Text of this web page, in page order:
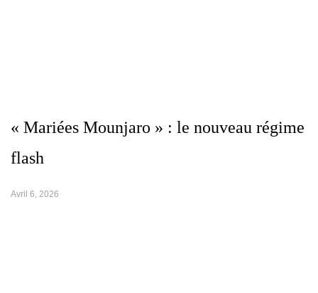
« Mariées Mounjaro » : le nouveau régime
flash
Avril 6, 2026